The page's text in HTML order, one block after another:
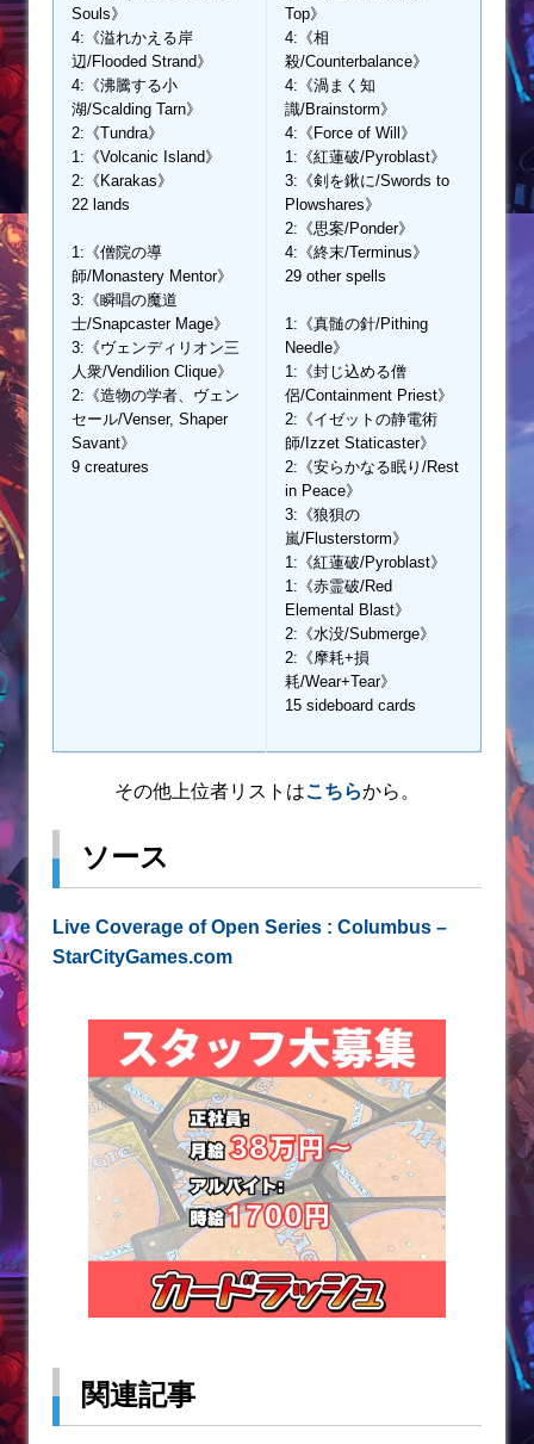
Souls》
4:《溢れかえる岸
辺/Flooded Strand》
4:《沸騰する小
湖/Scalding Tarn》
2:《Tundra》
1:《Volcanic Island》
2:《Karakas》
22 lands
1:《僧院の導
師/Monastery Mentor》
3:《瞬唱の魔道
士/Snapcaster Mage》
3:《ヴェンディリオン三
人衆/Vendilion Clique》
2:《造物の学者、ヴェン
セール/Venser, Shaper
Savant》
9 creatures
Top》
4:《相
殺/Counterbalance》
4:《渦まく知
識/Brainstorm》
4:《Force of Will》
1:《紅蓮破/Pyroblast》
3:《剣を鍬に/Swords to
Plowshares》
2:《思案/Ponder》
4:《終末/Terminus》
29 other spells
1:《真髄の針/Pithing
Needle》
1:《封じ込める僧
侶/Containment Priest》
2:《イゼットの静電術
師/Izzet Staticaster》
2:《安らかなる眠り/Rest
in Peace》
3:《狼狽の
嵐/Flusterstorm》
1:《紅蓮破/Pyroblast》
1:《赤霊破/Red
Elemental Blast》
2:《水没/Submerge》
2:《摩耗+損
耗/Wear+Tear》
15 sideboard cards
その他上位者リストはこちらから。
ソース
Live Coverage of Open Series : Columbus –
StarCityGames.com
関連記事